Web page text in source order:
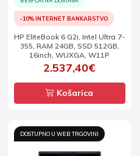
-10% INTERNET BANKARSTVO
HP EliteBook 6 G2i, Intel Ultra 7-
355, RAM 24GB, SSD 512GB,
16inch, WUXGA, W11P
2.537,40€
Košarica
DOSTUPNO U WEB TRGOVINI